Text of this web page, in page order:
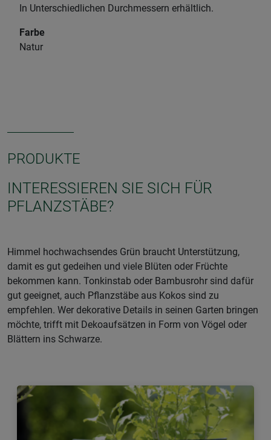
In Unterschiedlichen Durchmessern erhältlich.
Farbe
Natur
PRODUKTE
INTERESSIEREN SIE SICH FÜR
PFLANZSTÄBE?
Himmel hochwachsendes Grün braucht Unterstützung,
damit es gut gedeihen und viele Blüten oder Früchte
bekommen kann. Tonkinstab oder Bambusrohr sind dafür
gut geeignet, auch Pflanzstäbe aus Kokos sind zu
empfehlen. Wer dekorative Details in seinen Garten bringen
möchte, trifft mit Dekoaufsätzen in Form von Vögel oder
Blättern ins Schwarze.